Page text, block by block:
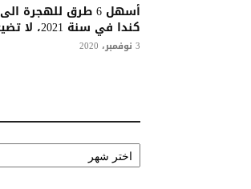
أسهل 6 طرق للهجرة الى
كندا في سنة 2021، لا تضيع...
3 نوفمبر، 2020
ارشيف
المقالات